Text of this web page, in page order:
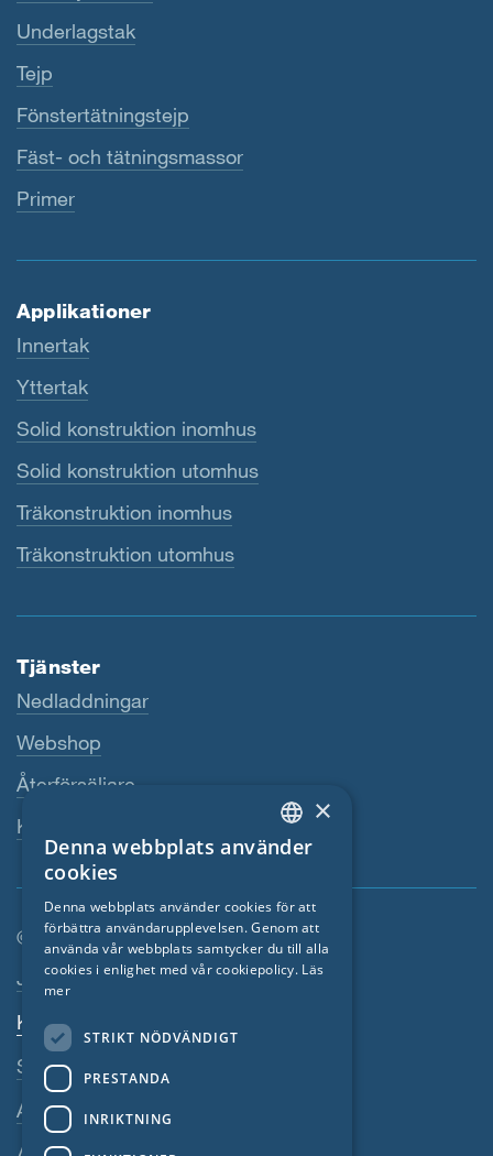
Underlagstak
Tejp
Fönstertätningstejp
Fäst- och tätningsmassor
Primer
Applikationer
Innertak
Yttertak
Solid konstruktion inomhus
Solid konstruktion utomhus
Träkonstruktion inomhus
Träkonstruktion utomhus
Tjänster
Nedladdningar
Webshop
Återförsäljare
Kontaktperson
© SIGA 2026
Footer-navigation
Jobb
Kontakta
Sekretesspolicy
Avtryck
ENGLISH
FRENCH
CZECH
×
Denna webbplats använder
cookies
Denna webbplats använder cookies för att
förbättra användarupplevelsen. Genom att
använda vår webbplats samtycker du till alla
cookies i enlighet med vår cookiepolicy. Läs
mer
STRIKT NÖDVÄNDIGT
PRESTANDA
INRIKTNING